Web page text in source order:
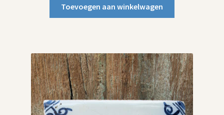
Toevoegen aan winkelwagen